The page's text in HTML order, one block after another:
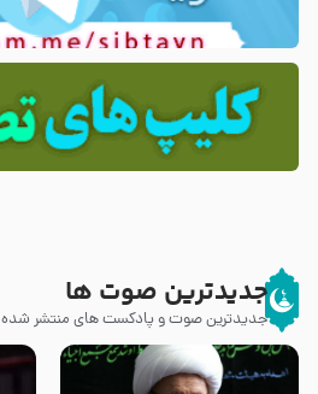
جدیدترین صوت ها
جدیدترین صوت و پادکست های منتشر شده